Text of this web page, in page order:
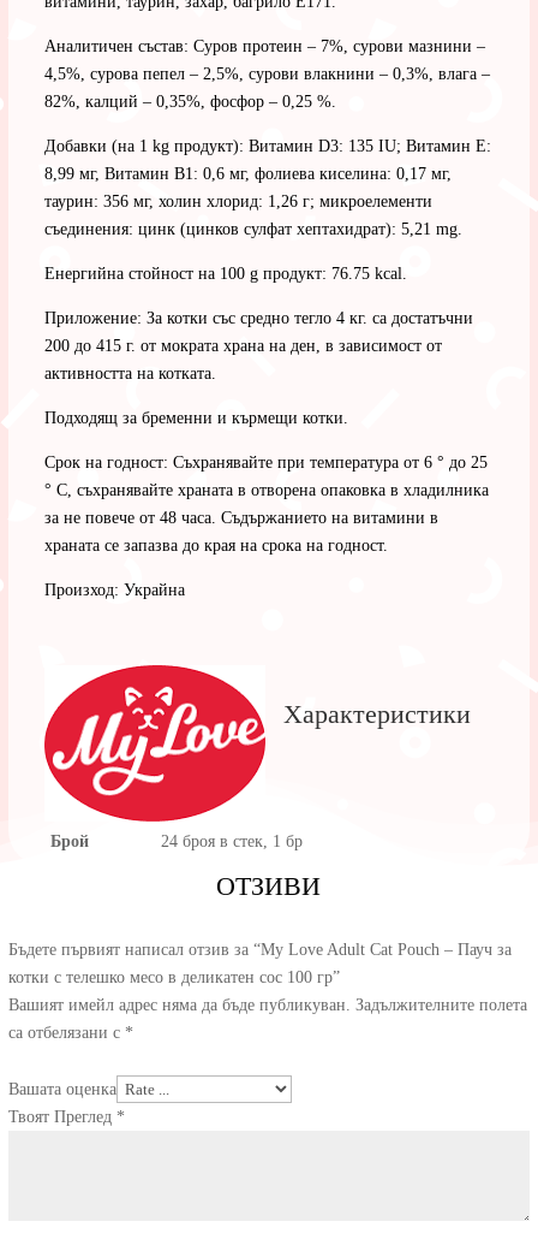
Аналитичен състав: Суров протеин – 7%, сурови мазнини –
4,5%, сурова пепел – 2,5%, сурови влакнини – 0,3%, влага –
82%, калций – 0,35%, фосфор – 0,25 %.
Добавки (на 1 kg продукт): Витамин D3: 135 IU; Витамин Е:
8,99 мг, Витамин В1: 0,6 мг, фолиева киселина: 0,17 мг,
таурин: 356 мг, холин хлорид: 1,26 г; микроелементи
съединения: цинк (цинков сулфат хептахидрат): 5,21 mg.
Енергийна стойност на 100 g продукт: 76.75 kcal.
Приложение: За котки със средно тегло 4 кг. са достатъчни
200 до 415 г. от мократа храна на ден, в зависимост от
активността на котката.
Подходящ за бременни и кърмещи котки.
Срок на годност: Съхранявайте при температура от 6 ° до 25
° C, съхранявайте храната в отворена опаковка в хладилника
за не повече от 48 часа. Съдържанието на витамини в
храната се запазва до края на срока на годност.
Произход: Украйна
Характеристики
Брой 24 броя в стек, 1 бр
ОТЗИВИ
Бъдете първият написал отзив за “My Love Adult Cat Pouch – Пауч за
котки с телешко месо в деликатен сос 100 гр”
Вашият имейл адрес няма да бъде публикуван. Задължителните полета
са отбелязани с *
Вашата оценка
Твоят Преглед *